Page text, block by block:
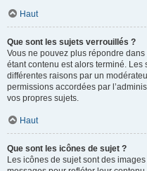
Haut
Que sont les sujets verrouillés ?
Vous ne pouvez plus répondre
étant contenu est alors terminé.
différentes raisons par un
permissions accordées par
vos propres sujets.
Haut
Que sont les icônes de sujet ?
Les icônes de sujet sont des